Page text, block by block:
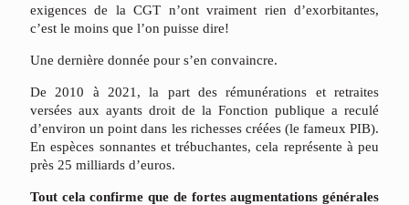
exigences de la CGT n’ont vraiment rien d’exorbitantes,
c’est le moins que l’on puisse dire!
Une dernière donnée pour s’en convaincre.
De 2010 à 2021, la part des rémunérations et retraites
versées aux ayants droit de la Fonction publique a reculé
d’environ un point dans les richesses créées (le fameux PIB).
En espèces sonnantes et trébuchantes, cela représente à peu
près 25 milliards d’euros.
Tout cela confirme que de fortes augmentations générales